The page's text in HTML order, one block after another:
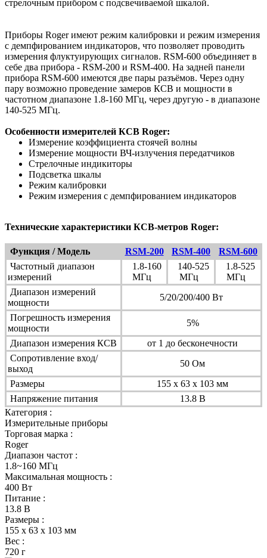
стрелочным прибором с подсвечиваемой шкалой.
Приборы Roger имеют режим калибровки и режим измерения
с демпфированием индикаторов, что позволяет проводить
измерения флуктуирующих сигналов. RSM-600 объединяет в
себе два прибора - RSM-200 и RSM-400. На задней панели
прибора RSM-600 имеются две пары разъёмов. Через одну
пару возможно проведение замеров КСВ и мощности в
частотном диапазоне 1.8-160 МГц, через другую - в диапазоне
140-525 МГц.
Особенности измерителей КСВ Roger:
Измерение коэффициента стоячей волны
Измерение мощности ВЧ-излучения передатчиков
Стрелочные индикиторы
Подсветка шкалы
Режим калибровки
Режим измерения с демпфированием индикаторов
Технические характеристики КСВ-метров Roger:
Функция / Модель RSM-200 RSM-400
RSM-600
Частотный диапазон
измерений
1.8-160
МГц
140-525
МГц
1.8-525
МГц
Диапазон измерений
мощности
5/20/200/400 Вт
Погрешность измерения
мощности
5%
Диапазон измерения КСВ
от 1 до бесконечности
Сопротивление вход/
выход
50 Ом
Размеры
155 х 63 х 103 мм
Напряжение питания
13.8 В
Категория :
Измерительные приборы
Торговая марка :
Roger
Диапазон частот :
1.8~160 МГц
Максимальная мощность :
400 Вт
Питание :
13.8 В
Размеры :
155 х 63 х 103 мм
Вес :
720 г